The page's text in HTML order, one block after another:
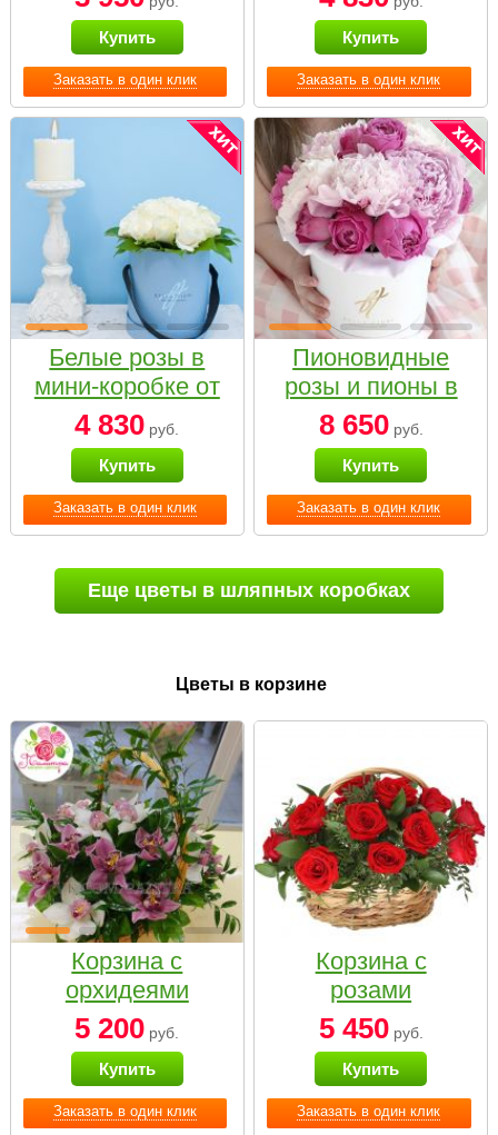
Заказать в один клик
Купить
Заказать в один клик
Купить
Заказать в один клик
Белые розы в
мини-коробке от
Bella Fiori
4 830 руб.
Купить
Заказать в один клик
Пионовидные
розы и пионы в
белой коробке
Small
8 650руб.
Купить
Еще цветы в шляпных коробках
Цветы в корзине
Заказать в один клик
Корзина с
орхидеями
малая
5 200 руб.
Купить
Заказать в один клик
Корзина с
розами
«Красный
Париж»
5 450руб.
Купить